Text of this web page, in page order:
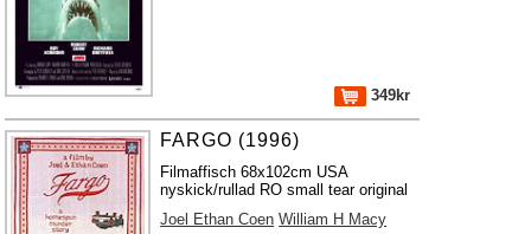
349kr
FARGO (1996)
Filmaffisch 68x102cm USA
nyskick/rullad RO small tear original
Joel Ethan Coen William H Macy